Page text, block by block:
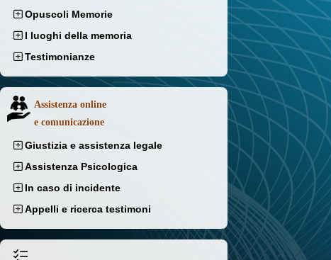
Opuscoli Memorie
I luoghi della memoria
Testimonianze
Assistenza online
e comunicazione
Giustizia e assistenza legale
Assistenza Psicologica
In caso di incidente
Appelli e ricerca testimoni